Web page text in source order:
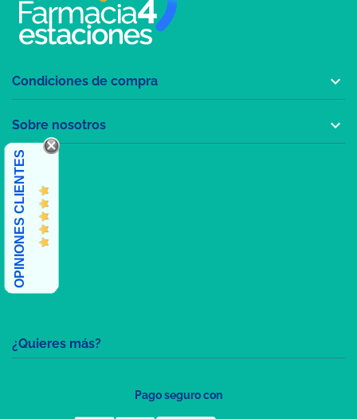
¿Quieres más?
Condiciones de compra 
Sobre nosotros 
OPINIONES CLIENTES
Pago seguro con